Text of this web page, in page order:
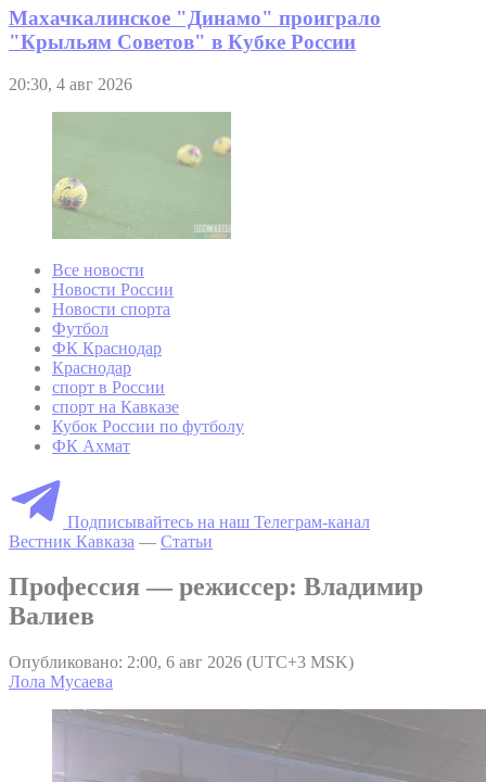
Махачкалинское "Динамо" проиграло
"Крыльям Советов" в Кубке России
20:30, 4 авг 2026
Все новости
Новости России
Новости спорта
Футбол
ФК Краснодар
Краснодар
спорт в России
спорт на Кавказе
Кубок России по футболу
ФК Ахмат
Подписывайтесь на наш Телеграм-канал
Вестник Кавказа — Статьи
Профессия — режиссер: Владимир
Валиев
Опубликовано: 2:00, 6 авг 2026 (UTC+3 MSK)
Лола Мусаева